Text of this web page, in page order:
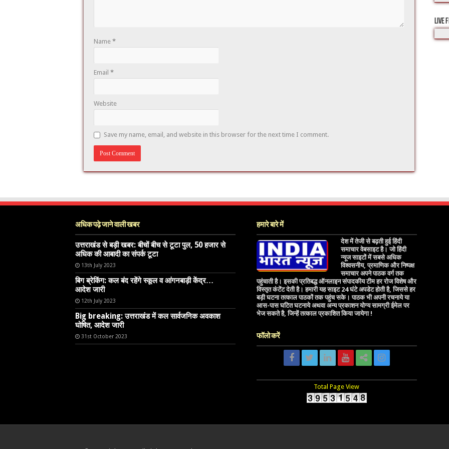
Name *
Email *
Website
Save my name, email, and website in this browser for the next time I comment.
LIVE
अधिक पढ़े जाने वाली खबर
उत्तराखंड से बड़ी खबर: बीचों बीच से टूटा पुल, 50 हजार से
अधिक की आबादी का संपर्क टूटा
13th July 2023
बिग ब्रेकिंग: कल बंद रहेंगे स्कूल व आंगनबाड़ी केंद्र…
आदेश जारी
12th July 2023
Big breaking: उत्तराखंड में कल सार्वजनिक अवकाश
घोषित, आदेश जारी
31st October 2023
हमारे बारे में
देश में तेजी से बढ़ती हुई हिंदी
समाचार वेबसाइट है। जो हिंदी
न्यूज साइटों में सबसे अधिक
विश्वसनीय, प्रमाणिक और निष्पक्ष
समाचार अपने पाठक वर्ग तक
पहुंचाती है। इसकी प्रतिबद्ध ऑनलाइन संपादकीय टीम हर रोज विशेष और
विस्तृत कंटेंट देती है। हमारी यह साइट 24 घंटे अपडेट होती है, जिससे हर
बड़ी घटना तत्काल पाठकों तक पहुंच सके। पाठक भी अपनी रचनाये या
आस-पास घटित घटनाये अथवा अन्य प्रकाशन योग्य सामग्री ईमेल पर
भेज सकते है, जिन्हें तत्काल प्रकाशित किया जायेगा !
फॉलो करें
Total Page View